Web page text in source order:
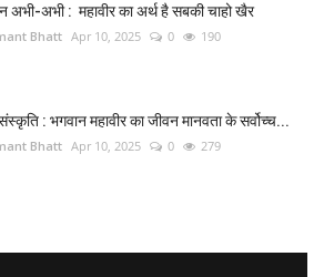
अभी-अभी : महावीर का अर्थ है सबकी चाहो खैर
Bhatt Apr 10, 2025 0 190
: भगवान महावीर का जीवन मानवता के सर्वोच्च...
Bhatt Apr 10, 2025 0 279